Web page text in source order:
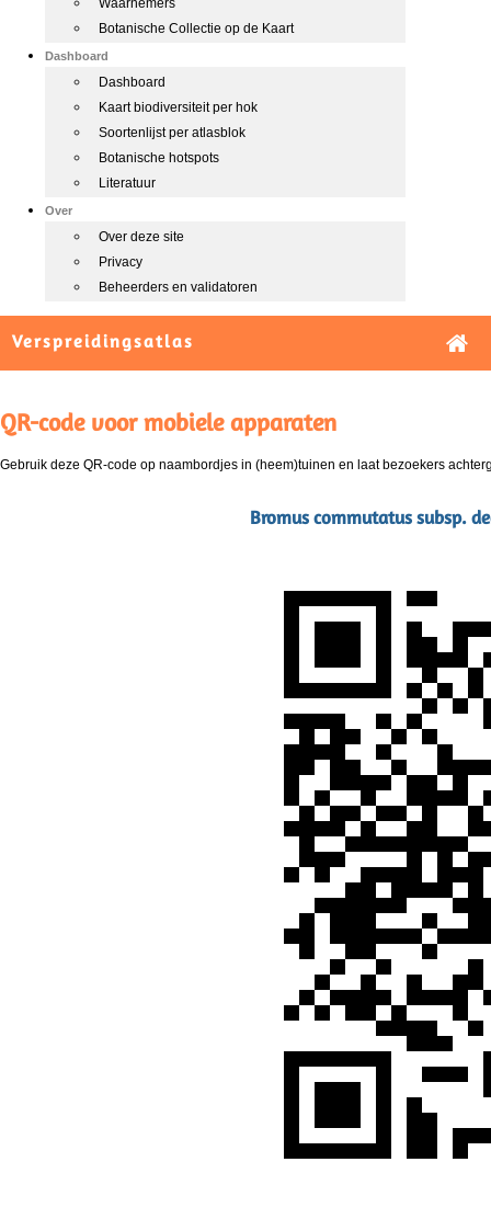
Waarnemers
Botanische Collectie op de Kaart
Dashboard
Dashboard
Kaart biodiversiteit per hok
Soortenlijst per atlasblok
Botanische hotspots
Literatuur
Over
Over deze site
Privacy
Beheerders en validatoren
Verspreidingsatlas
QR-code voor mobiele apparaten
Gebruik deze QR-code op naambordjes in (heem)tuinen en laat bezoekers
Bromus commutatus subsp.